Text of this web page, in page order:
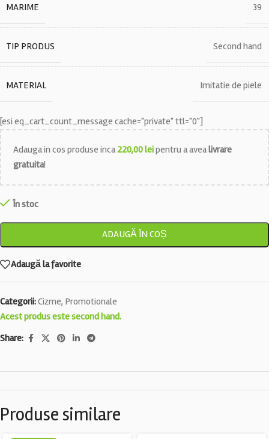
MARIME 39
TIP PRODUS Second hand
MATERIAL Imitatie de piele
[esi eq_cart_count_message cache="private" ttl="0"]
Adauga in cos produse inca220,00leipentru a avealivrare
gratuita!
În stoc
ADAUGĂ ÎN COȘ
Adaugă la favorite
Categorii:Cizme, Promotionale
Acest produs este second hand.
Share:
Produse similare